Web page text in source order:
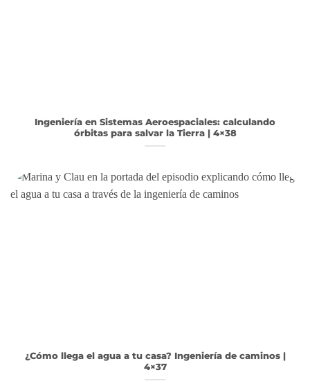
Ingeniería en Sistemas Aeroespaciales: calculando
órbitas para salvar la Tierra | 4×38
¿Cómo llega el agua a tu casa? Ingeniería de caminos |
4×37